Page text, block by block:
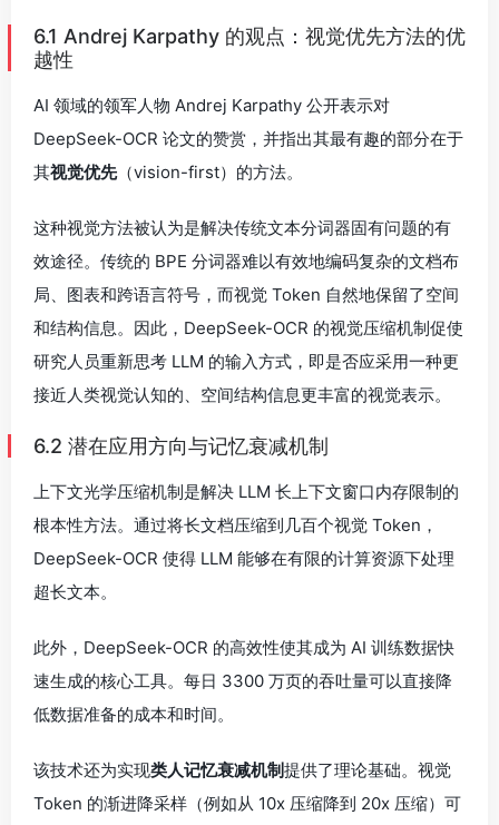
6.1 Andrej Karpathy 的观点：视觉优先方法的优
越性
AI 领域的领军人物 Andrej Karpathy 公开表示对
DeepSeek-OCR 论文的赞赏，并指出其最有趣的部分在于
其视觉优先（vision-first）的方法。
这种视觉方法被认为是解决传统文本分词器固有问题的有
效途径。传统的 BPE 分词器难以有效地编码复杂的文档布
局、图表和跨语言符号，而视觉 Token 自然地保留了空间
和结构信息。因此，DeepSeek-OCR 的视觉压缩机制促使
研究人员重新思考 LLM 的输入方式，即是否应采用一种更
接近人类视觉认知的、空间结构信息更丰富的视觉表示。
6.2 潜在应用方向与记忆衰减机制
上下文光学压缩机制是解决 LLM 长上下文窗口内存限制的
根本性方法。通过将长文档压缩到几百个视觉 Token，
DeepSeek-OCR 使得 LLM 能够在有限的计算资源下处理
超长文本。
此外，DeepSeek-OCR 的高效性使其成为 AI 训练数据快
速生成的核心工具。每日 3300 万页的吞吐量可以直接降
低数据准备的成本和时间。
该技术还为实现类人记忆衰减机制提供了理论基础。视觉
Token 的渐进降采样（例如从 10x 压缩降到 20x 压缩）可